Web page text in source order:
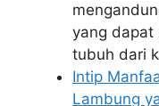
yang dapat
tubuh dari
Intip
Lambung